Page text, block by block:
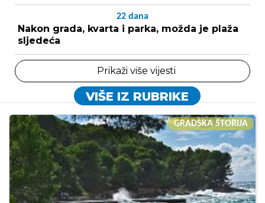
22 dana
Nakon grada, kvarta i parka, možda je plaža
sljedeća
Prikaži više vijesti
VIŠE IZ RUBRIKE
GRADSKA ŠTORIJA